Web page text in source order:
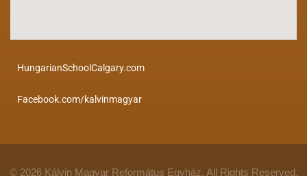
HungarianSchoolCalgary.com
Facebook.com/kalvinmagyar
© 2026 Kálvin Magyar Református Egyház. All Rights Reserved.